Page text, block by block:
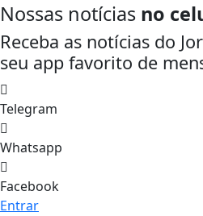
Nossas notícias no
Receba as notícias do
seu app favorito de
Telegram
Whatsapp
Facebook
Entrar